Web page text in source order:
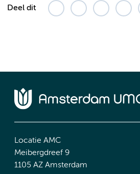
Deel dit
Locatie AMC
Meibergdreef 9
1105 AZ Amsterdam